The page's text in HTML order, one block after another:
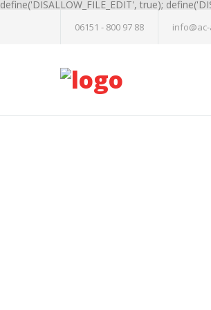
define('DISALLOW_FILE_EDIT', true);
06151 - 800 97 88